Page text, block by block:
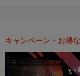
キャンペーン・お得